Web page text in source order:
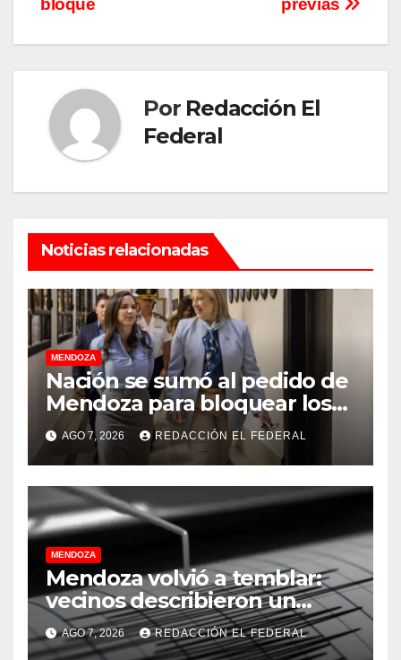
previas
bloque
Por Redacción El
Federal
Noticias relacionadas
MENDOZA
Nación se sumó al pedido de
Mendoza para bloquear los
celulares en las cárceles de
la provincia
AGO 7, 2026 REDACCIÓN EL FEDERAL
MENDOZA
Mendoza volvió a temblar:
vecinos describieron un
“sacudón” acompañado por
un fuerte estruendo
AGO 7, 2026 REDACCIÓN EL FEDERAL